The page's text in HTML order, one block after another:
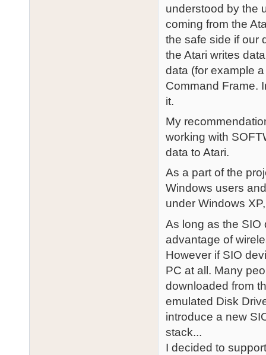
understood by the
coming from the
the safe side if our
the Atari writes
data (for example
Command Frame.
it.
My
working with
data to Atari.
As a part of the
Windows users
under Windows
As long as the SIO
advantage of
However if SIO
PC at all. Many
downloaded from
emulated Disk
introduce a new
stack...
I decided to